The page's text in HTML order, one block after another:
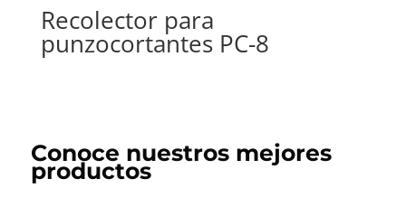
Recolector para
punzocortantes PC-8
Conoce nuestros mejores
productos